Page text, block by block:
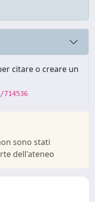
citare o creare un
sono stati
dell'ateneo